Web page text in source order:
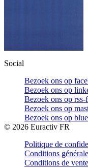
Social
Bezoek ons op
Bezoek ons op
Bezoek ons op rss-
Bezoek ons op
Bezoek ons op
© 2026 Euractiv FR
Politique de
Conditions
Conditions de vente